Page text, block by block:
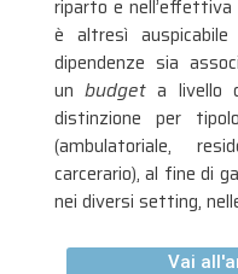
riparto e nell’effettiva
è altresì
dipendenze sia
unbudgeta livello
distinzione per
(ambulatoriale,
carcerario), al fine di
nei diversi setting,
Vai